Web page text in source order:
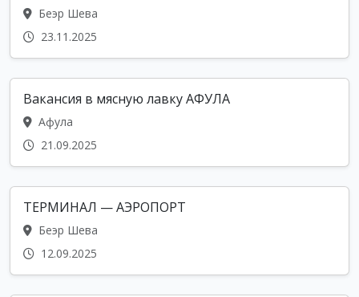
Беэр Шева
23.11.2025
Вакансия в мясную лавку АФУЛА
Афула
21.09.2025
ТЕРМИНАЛ — АЭРОПОРТ
Беэр Шева
12.09.2025